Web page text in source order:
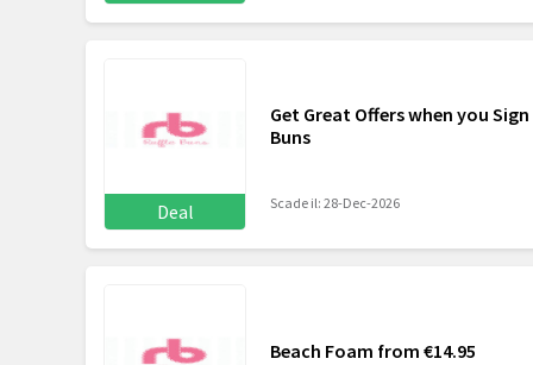
Deal
Get Great Offers when you
Buns
Scade il: 28-Dec-2026
Beach Foam from €14.95